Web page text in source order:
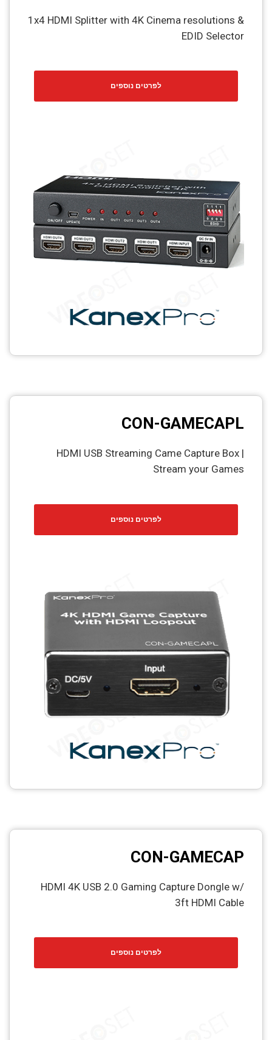
1x4 HDMI Splitter with 4K Cinema resolutions &
EDID Selector
לפרטים נוספים
CON-GAMECAPL
HDMI USB Streaming Came Capture Box |
Stream your Games
לפרטים נוספים
CON-GAMECAP
HDMI 4K USB 2.0 Gaming Capture Dongle w/
3ft HDMI Cable
לפרטים נוספים